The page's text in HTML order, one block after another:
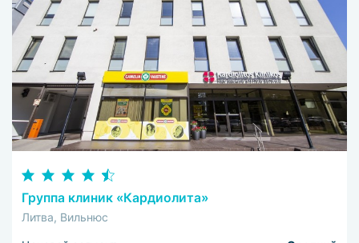
Группа клиник «Кардиолита»
Литва, Вильнюс